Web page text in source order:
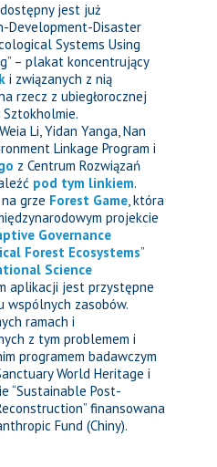
jest już
Development-Disaster
Systems Using
– plakat koncentrujący
i związanych z nią
rzecz z ubiegłorocznej
Li, Yidan Yanga, Nan
Linkage Program i
z Centrum Rozwiązań
pod tym linkiem.
grze Forest Game, która
projekcie
Governance
Forest Ecosystems”
Science
aplikacji jest przystępne
wspólnych zasobów.
ramach i
z tym problemem i
programem badawczym
World Heritage i
“Sustainable Post-
finansowana
Fund (Chiny).